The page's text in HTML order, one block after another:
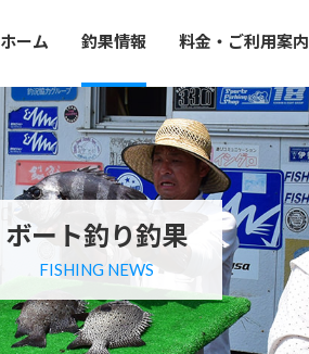
ホーム 釣果情報 料金・ご利用案内
ボート釣り釣果
FISHING NEWS